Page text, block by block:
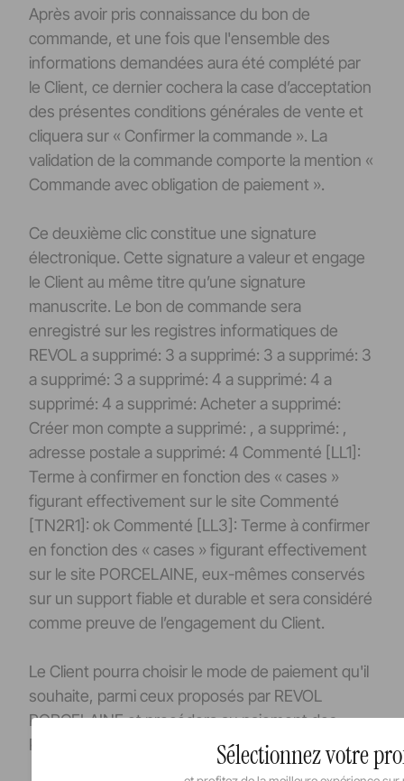
Après avoir pris connaissance du bon de
commande, et une fois que l'ensemble des
informations demandées aura été complété par
le Client, ce dernier cochera la case d’acceptation
des présentes conditions générales de vente et
cliquera sur « Confirmer la commande ». La
validation de la commande comporte la mention «
Commande avec obligation de paiement ».
Ce deuxième clic constitue une signature
électronique. Cette signature a valeur et engage
le Client au même titre qu’une signature
manuscrite. Le bon de commande sera
enregistré sur les registres informatiques de
REVOL a supprimé: 3 a supprimé: 3 a supprimé: 3
a supprimé: 3 a supprimé: 4 a supprimé: 4 a
supprimé: 4 a supprimé: Acheter a supprimé:
Créer mon compte a supprimé: , a supprimé: ,
adresse postale a supprimé: 4 Commenté [LL1]:
Terme à confirmer en fonction des « cases »
figurant effectivement sur le site Commenté
[TN2R1]: ok Commenté [LL3]: Terme à confirmer
en fonction des « cases » figurant effectivement
sur le site PORCELAINE, eux-mêmes conservés
sur un support fiable et durable et sera considéré
comme preuve de l’engagement du Client.
Le Client pourra choisir le mode de paiement qu'il
souhaite, parmi ceux proposés par REVOL
PORCELAINE et procédera au paiement des
Produits dans les conditions de l’article 7.
Sélectionnez votre